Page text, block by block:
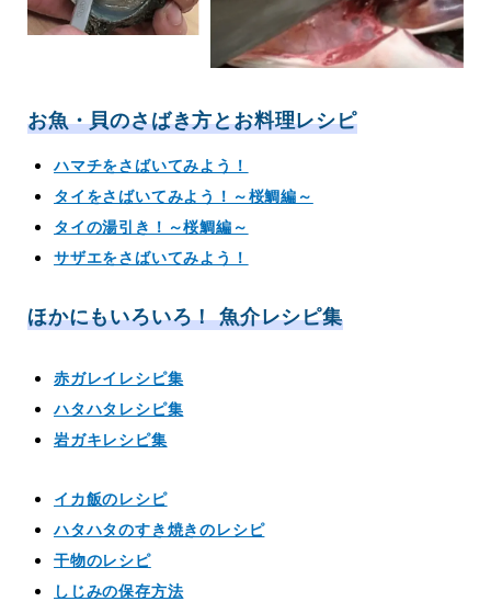
お魚・貝のさばき方とお料理レシピ
ハマチをさばいてみよう！
タイをさばいてみよう！～桜鯛編～
タイの湯引き！～桜鯛編～
サザエをさばいてみよう！
ほかにもいろいろ！ 魚介レシピ集
赤ガレイレシピ集
ハタハタレシピ集
岩ガキレシピ集
イカ飯のレシピ
ハタハタのすき焼きのレシピ
干物のレシピ
しじみの保存方法